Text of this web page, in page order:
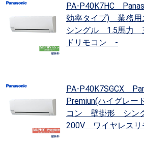
PA-P40K7HC
効率タイプ) 業務
シングル 1.5馬力
ドリモコン -
PA-P40K7SGCX
Premiun(ハイグレー
コン 壁掛形 シン
200V ワイヤレス